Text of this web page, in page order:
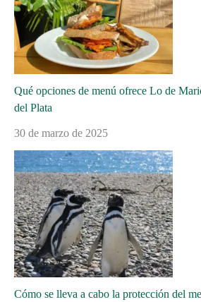
Qué opciones de menú ofrece Lo de
del Plata
30 de marzo de 2025
Cómo se lleva a cabo la protección del